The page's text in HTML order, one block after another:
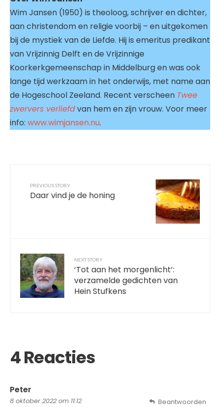
Wim Jansen (1950) is theoloog, schrijver en dichter,
aan christendom en religie voorbij – en uitgekomen
bij de mystiek van de Liefde. Hij is emeritus predikant
van Vrijzinnig Delft en de Vrijzinnige
Koorkerkgemeenschap in Middelburg en was ook
lange tijd werkzaam in het onderwijs, met name aan
de Hogeschool Zeeland. Recent verscheen Twee
zwervers verliefdvan hem en zijn vrouw. Voor meer
info: www.wimjansen.nu.
PREVIOUS STORY
Daar vind je de honing
NEXT STORY
‘Tot aan het morgenlicht’:
verzamelde gedichten van
Hein Stufkens
4 Reacties
Peter
8 oktober 2022 om 11:12 Beantwoorden